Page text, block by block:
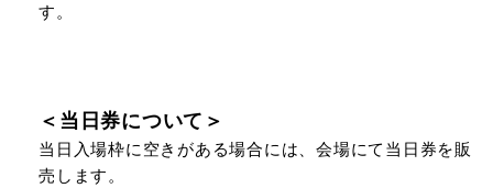
す。
＜当日券について＞
当日入場枠に空きがある場合には、会場にて当日券を販
売します。